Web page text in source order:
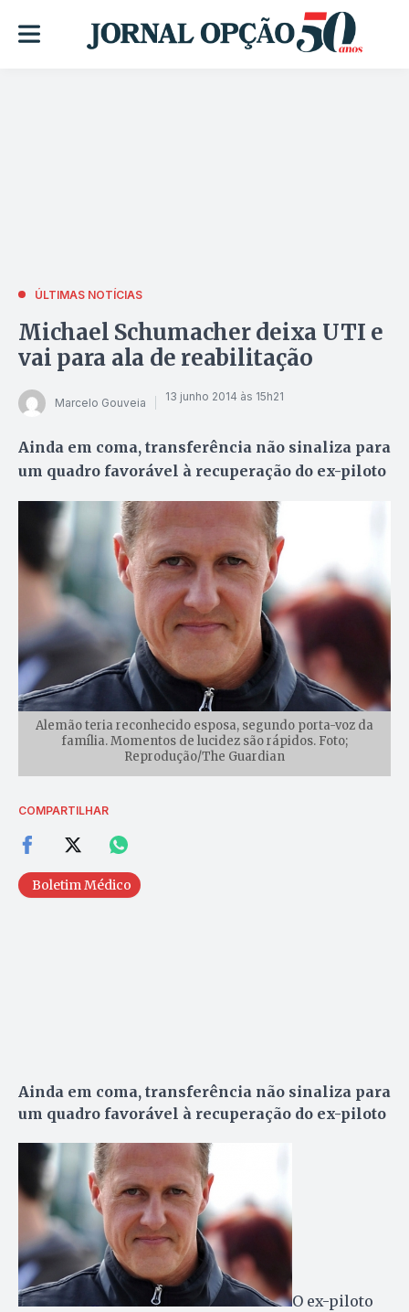
ÚLTIMAS NOTÍCIAS
Michael Schumacher deixa UTI e
vai para ala de reabilitação
Marcelo Gouveia 13 junho 2014 às 15h21
Ainda em coma, transferência não sinaliza para
um quadro favorável à recuperação do ex-piloto
Alemão teria reconhecido esposa, segundo porta-voz da
família. Momentos de lucidez são rápidos. Foto;
Reprodução/The Guardian
COMPARTILHAR
Boletim Médico
Ainda em coma, transferência não sinaliza para
um quadro favorável à recuperação do ex-piloto
O ex-piloto